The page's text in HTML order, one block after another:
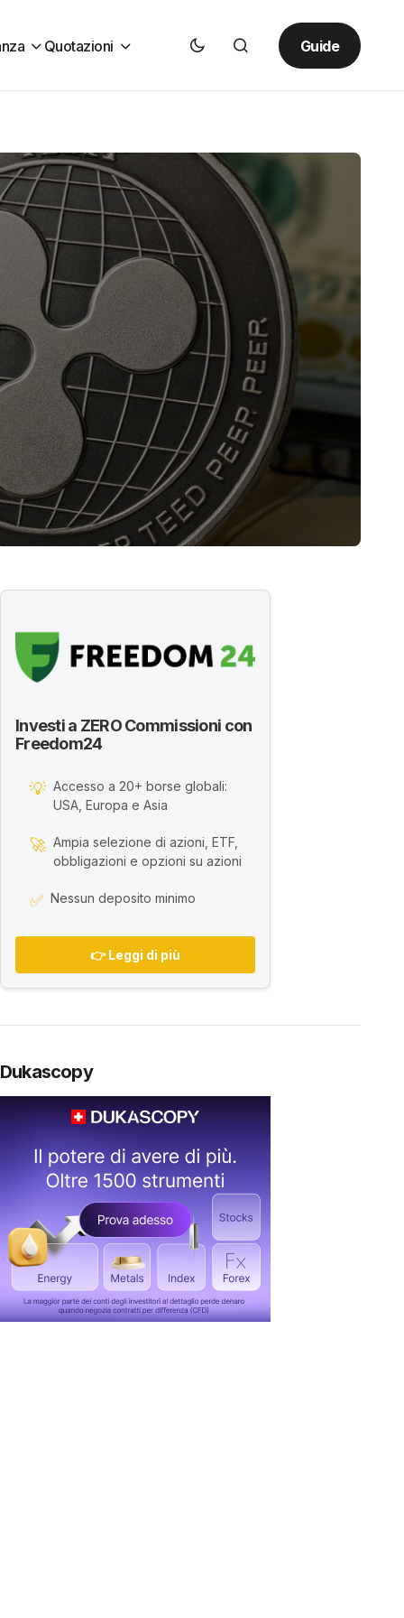
Quotazioni Guide
Investi a ZERO Commissioni con
Freedom24
💡 Accesso a 20+ borse globali:
USA, Europa e Asia
🚀 Ampia selezione di azioni, ETF,
obbligazioni e opzioni su azioni
✅ Nessun deposito minimo
👉 Leggi di più
Dukascopy